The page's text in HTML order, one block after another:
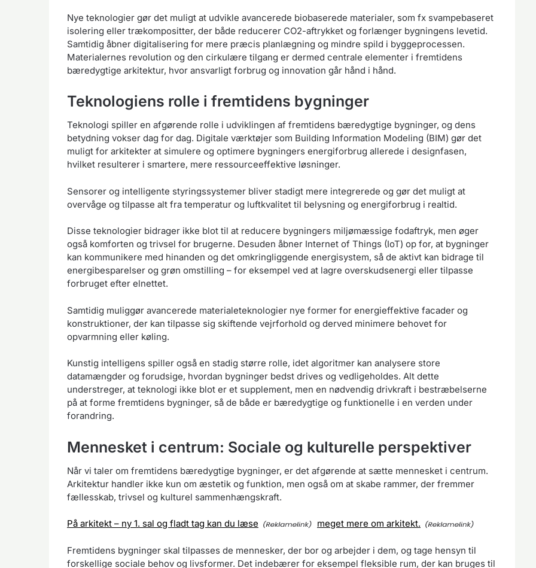
Nye teknologier gør det muligt at udvikle avancerede biobaserede materialer, som fx svampebaseret
isolering eller trækompositter, der både reducerer CO2-aftrykket og forlænger bygningens levetid.
Samtidig åbner digitalisering for mere præcis planlægning og mindre spild i byggeprocessen.
Materialernes revolution og den cirkulære tilgang er dermed centrale elementer i fremtidens
bæredygtige arkitektur, hvor ansvarligt forbrug og innovation går hånd i hånd.
Teknologiens rolle i fremtidens bygninger
Teknologi spiller en afgørende rolle i udviklingen af fremtidens bæredygtige bygninger, og dens
betydning vokser dag for dag. Digitale værktøjer som Building Information Modeling (BIM) gør det
muligt for arkitekter at simulere og optimere bygningers energiforbrug allerede i designfasen,
hvilket resulterer i smartere, mere ressourceeffektive løsninger.
Sensorer og intelligente styringssystemer bliver stadigt mere integrerede og gør det muligt at
overvåge og tilpasse alt fra temperatur og luftkvalitet til belysning og energiforbrug i realtid.
Disse teknologier bidrager ikke blot til at reducere bygningers miljømæssige fodaftryk, men øger
også komforten og trivsel for brugerne. Desuden åbner Internet of Things (IoT) op for, at bygninger
kan kommunikere med hinanden og det omkringliggende energisystem, så de aktivt kan bidrage til
energibesparelser og grøn omstilling – for eksempel ved at lagre overskudsenergi eller tilpasse
forbruget efter elnettet.
Samtidig muliggør avancerede materialeteknologier nye former for energieffektive facader og
konstruktioner, der kan tilpasse sig skiftende vejrforhold og derved minimere behovet for
opvarmning eller køling.
Kunstig intelligens spiller også en stadig større rolle, idet algoritmer kan analysere store
datamængder og forudsige, hvordan bygninger bedst drives og vedligeholdes. Alt dette
understreger, at teknologi ikke blot er et supplement, men en nødvendig drivkraft i bestræbelserne
på at forme fremtidens bygninger, så de både er bæredygtige og funktionelle i en verden under
forandring.
Mennesket i centrum: Sociale og kulturelle perspektiver
Når vi taler om fremtidens bæredygtige bygninger, er det afgørende at sætte mennesket i centrum.
Arkitektur handler ikke kun om æstetik og funktion, men også om at skabe rammer, der fremmer
fællesskab, trivsel og kulturel sammenhængskraft.
På arkitekt – ny 1. sal og fladt tag kan du læse meget mere om arkitekt.
Fremtidens bygninger skal tilpasses de mennesker, der bor og arbejder i dem, og tage hensyn til
forskellige sociale behov og livsformer. Det indebærer for eksempel fleksible rum, der kan bruges til